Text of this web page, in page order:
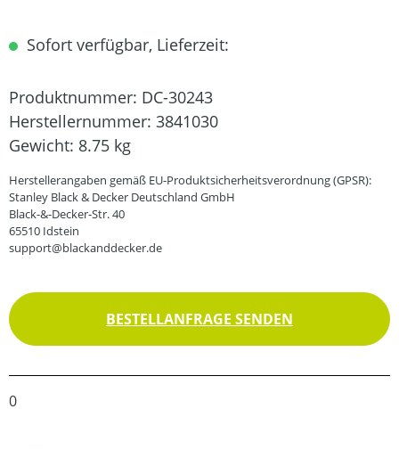
Sofort verfügbar, Lieferzeit:
Produktnummer: DC-30243
Herstellernummer: 3841030
Gewicht: 8.75 kg
Herstellerangaben gemäß EU-Produktsicherheitsverordnung (GPSR):
Stanley Black & Decker Deutschland GmbH
Black-&-Decker-Str. 40
65510 Idstein
support@blackanddecker.de
BESTELLANFRAGE SENDEN
0